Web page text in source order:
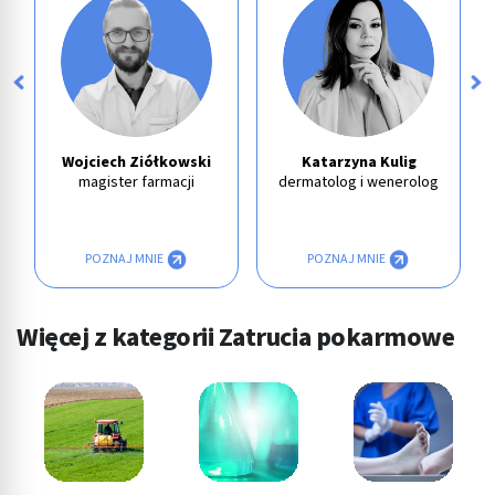
Wojciech Ziółkowski
magister farmacji
POZNAJ MNIE
Katarzyna Kulig
dermatolog i wenerolog
POZNAJ MNIE
Więcej z kategorii Zatrucia pokarmowe